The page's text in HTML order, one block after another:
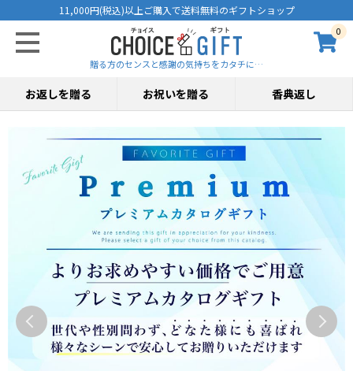
11,000円(税込)以上ご購入で送料無料のギフトショップ
0
贈る方のセンスと感謝の気持ちをカタチに…
お返しを贈る お祝いを贈る 香典返し